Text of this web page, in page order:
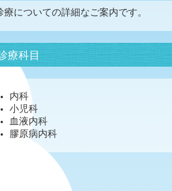
療についての詳細なご案内です。
療科目
内科
小児科
血液内科
膠原病内科